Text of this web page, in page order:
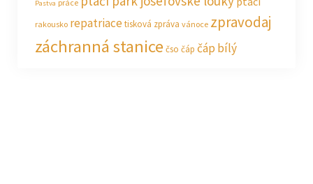
Pastva práce
rakousko repatriacetisková zpráva vánoce zpravodaj
záchranná stanice čso čáp čáp bílý